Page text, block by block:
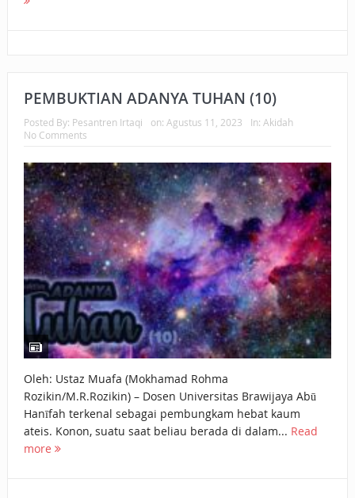
PEMBUKTIAN ADANYA TUHAN (10)
Posted By: Pesantren Irtaqi on: Agustus 11, 2023 In: Akidah
No Comments
Oleh: Ustaz Muafa (Mokhamad Rohma
Rozikin/M.R.Rozikin) – Dosen Universitas Brawijaya Abū
Hanīfah terkenal sebagai pembungkam hebat kaum
ateis. Konon, suatu saat beliau berada di dalam... Read
more